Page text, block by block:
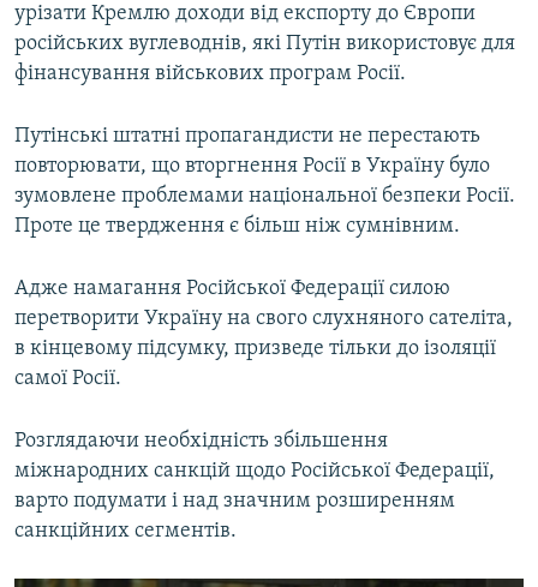
урізати Кремлю доходи від експорту до Європи
російських вуглеводнів, які Путін використовує для
фінансування військових програм Росії.
Путінські штатні пропагандисти не перестають
повторювати, що вторгнення Росії в Україну було
зумовлене проблемами національної безпеки Росії.
Проте це твердження є більш ніж сумнівним.
Адже намагання Російської Федерації силою
перетворити Україну на свого слухняного сателіта,
в кінцевому підсумку, призведе тільки до ізоляції
самої Росії.
Розглядаючи необхідність збільшення
міжнародних санкцій щодо Російської Федерації,
варто подумати і над значним розширенням
санкційних сегментів.